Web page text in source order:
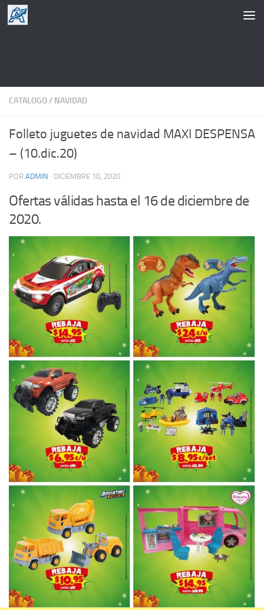
Saltar al contenido
CATALOGO/ NAVIDAD
Folleto juguetes de navidad MAXI DESPENSA
– (10.dic.20)
POR ADMIN · DICIEMBRE 10, 2020
Ofertas válidas hasta el 16 de diciembre de
2020.